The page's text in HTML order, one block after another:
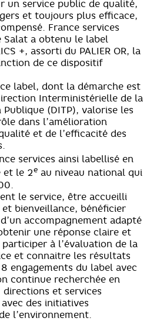
un service public de qualité,
et toujours plus efficace,
France services
Salat a obtenu le label
+, assorti du PALIER OR, la
de ce dispositif
label, dont la démarche est
Interministérielle de la
(DITP), valorise les
dans l’amélioration
et de l’efficacité des
services ainsi labellisé en
et le 2e au niveau national qui
le service, être accueilli
bienveillance, bénéficier
accompagnement adapté
une réponse claire et
à l’évaluation de la
et connaitre les résultats
engagements du label avec
continue recherchée en
directions et services
des initiatives
l’environnement.